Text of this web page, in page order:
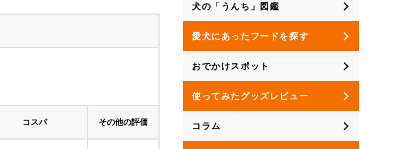
コスパ その他の評価
犬の「うんち」図鑑
愛犬にあったフードを探す
おでかけスポット
使ってみたグッズレビュー
コラム